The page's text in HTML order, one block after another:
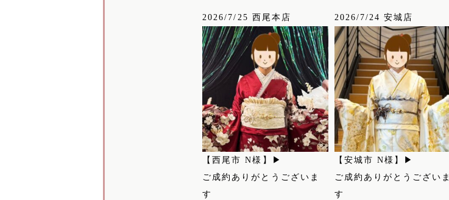
2026/7/25 西尾本店
【西尾市 N様】▶
ご成約ありがとうございま
す
2026/7/24 安城店
【安城市 N様】▶
ご成約ありがとうございま
す